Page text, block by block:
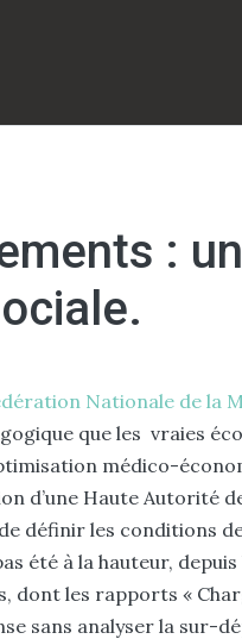
:
Nationale de la
que les vraies
médico-
d’une Haute Autorité
définir les conditions
été à la hauteur,
dont les rapports «
sans analyser la sur-